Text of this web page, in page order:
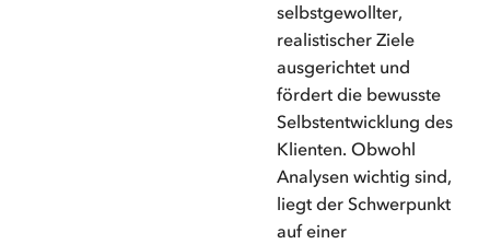
selbstgewollter,
realistischer Ziele
ausgerichtet und
fördert die bewusste
Selbstentwicklung des
Klienten. Obwohl
Analysen wichtig sind,
liegt der Schwerpunkt
auf einer